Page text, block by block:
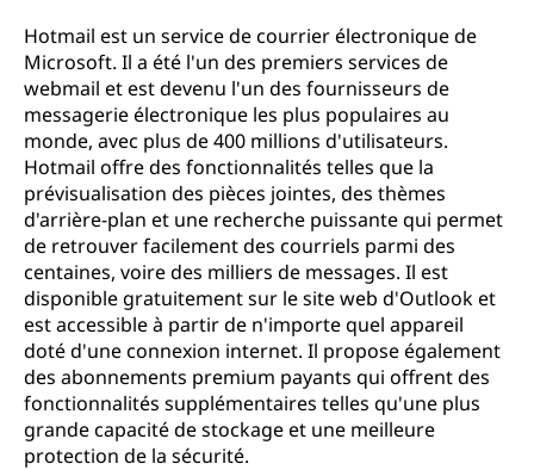
Hotmail est un service de courrier électronique de
Microsoft. Il a été l'un des premiers services de
webmail et est devenu l'un des fournisseurs de
messagerie électronique les plus populaires au
monde, avec plus de 400 millions d'utilisateurs.
Hotmail offre des fonctionnalités telles que la
prévisualisation des pièces jointes, des thèmes
d'arrière-plan et une recherche puissante qui permet
de retrouver facilement des courriels parmi des
centaines, voire des milliers de messages. Il est
disponible gratuitement sur le site web d'Outlook et
est accessible à partir de n'importe quel appareil
doté d'une connexion internet. Il propose également
des abonnements premium payants qui offrent des
fonctionnalités supplémentaires telles qu'une plus
grande capacité de stockage et une meilleure
protection de la sécurité.